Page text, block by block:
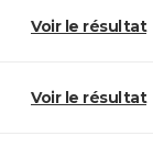
Voir le résultat
Voir le résultat